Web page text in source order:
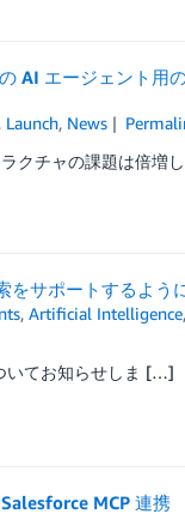
AI エージェント用
, Launch, News
クチャの課題は倍増
サポートするよう
,Artificial Intelligence,
いてお知らせしま […]
MCP 連携